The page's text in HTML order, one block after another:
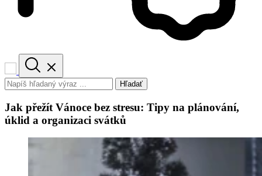
Hľadať
Jak přežít Vánoce bez stresu: Tipy na plánování,
úklid a organizaci svátků